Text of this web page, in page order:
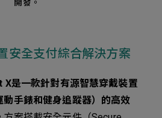
開發。
安全支付綜合解決方案
X是一款針對有源智慧穿戴裝置
動手錶和健身追蹤器）的高效